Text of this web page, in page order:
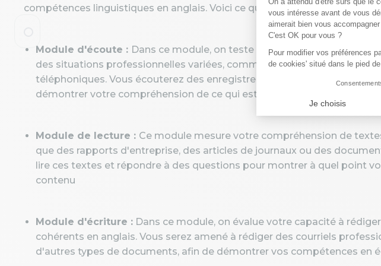
compétences linguistiques en anglais. Voici ce que vous devez savoir sur
Module d'écoute : Dans ce module, on teste votre capacité à
des situations professionnelles variées, comme les réunions, les
téléphoniques. Vous écouterez des enregistrements et devrez
démontrer votre compréhension de ce qui est dit.
Module de lecture : Ce module mesure votre compréhension de
que des rapports d'entreprise, des articles de journaux ou des
lire ces textes et répondre à des questions pour montrer à quel point
contenu
Module d'écriture : Dans ce module, on évalue votre capacité à
cohérents en anglais. Vous serez amené à rédiger des courriels
d'autres types de documents, afin de démontrer vos compétences en